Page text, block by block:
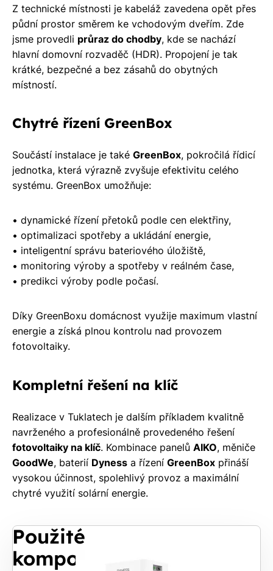
Z technické místnosti je kabeláž zavedena opět přes
půdní prostor směrem ke vchodovým dveřím. Zde
jsme provedli průraz do chodby, kde se nachází
hlavní domovní rozvaděč (HDR). Propojení je tak
krátké, bezpečné a bez zásahů do obytných
místností.
Chytré řízení GreenBox
Součástí instalace je také GreenBox, pokročilá řídicí
jednotka, která výrazně zvyšuje efektivitu celého
systému. GreenBox umožňuje:
• dynamické řízení přetoků podle cen elektřiny,
• optimalizaci spotřeby a ukládání energie,
• inteligentní správu bateriového úložiště,
• monitoring výroby a spotřeby v reálném čase,
• predikci výroby podle počasí.
Díky GreenBoxu domácnost využije maximum vlastní
energie a získá plnou kontrolu nad provozem
fotovoltaiky.
Kompletní řešení na klíč
Realizace v Tuklatech je dalším příkladem kvalitně
navrženého a profesionálně provedeného řešení
fotovoltaiky na klíč. Kombinace panelů AIKO, měniče
GoodWe, baterií Dyness a řízení GreenBox přináší
vysokou účinnost, spolehlivý provoz a maximální
chytré využití solární energie.
Použité
komponenty